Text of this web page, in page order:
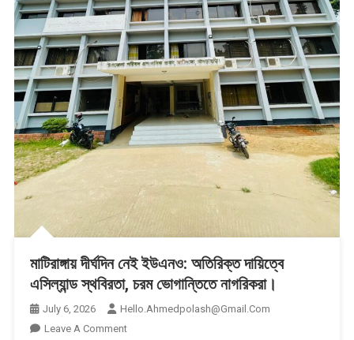
মাটিরাঙ্গায় দীর্ঘদিন নেই ইউএনও: অতিরিক্ত দায়িত্বে
এসিল্যান্ড স্থবিরতা, চরম ভোগান্তিতে নাগরিকরা।
July 6, 2026
Hello.ahmedpolash@gmail.com
Leave A CommentOn